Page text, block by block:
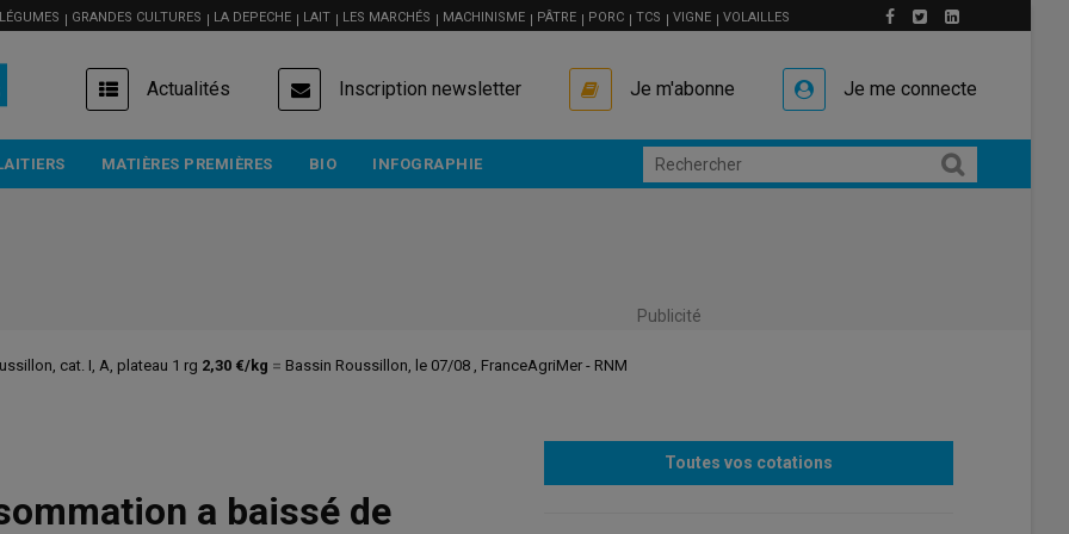
GRANDES CULTURES LA DEPECHE LAIT LES MARCHÉS MACHINISME PÂTRE PORC TCS VIGNE VOLAILLES
USER
ACCOUNT
MENU
Actualités Inscription newsletter Je m'abonne Je me connecte
MATIÈRES PREMIÈRES BIO INFOGRAPHIE
Publicité
cat. I, A, plateau 1 rg 2,30 €/kg = Bassin Roussillon, le 07/08 , FranceAgriMer - RNM
a baissé de
Toutes vos cotations